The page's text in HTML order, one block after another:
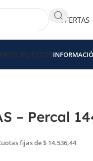
OFERTAS
PRESUPUESTOS
– Percal
fijas de $ 14.536,44